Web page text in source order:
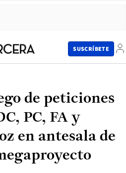
SUSCRÍBETE
de peticiones
PC, FA y
en antesala de